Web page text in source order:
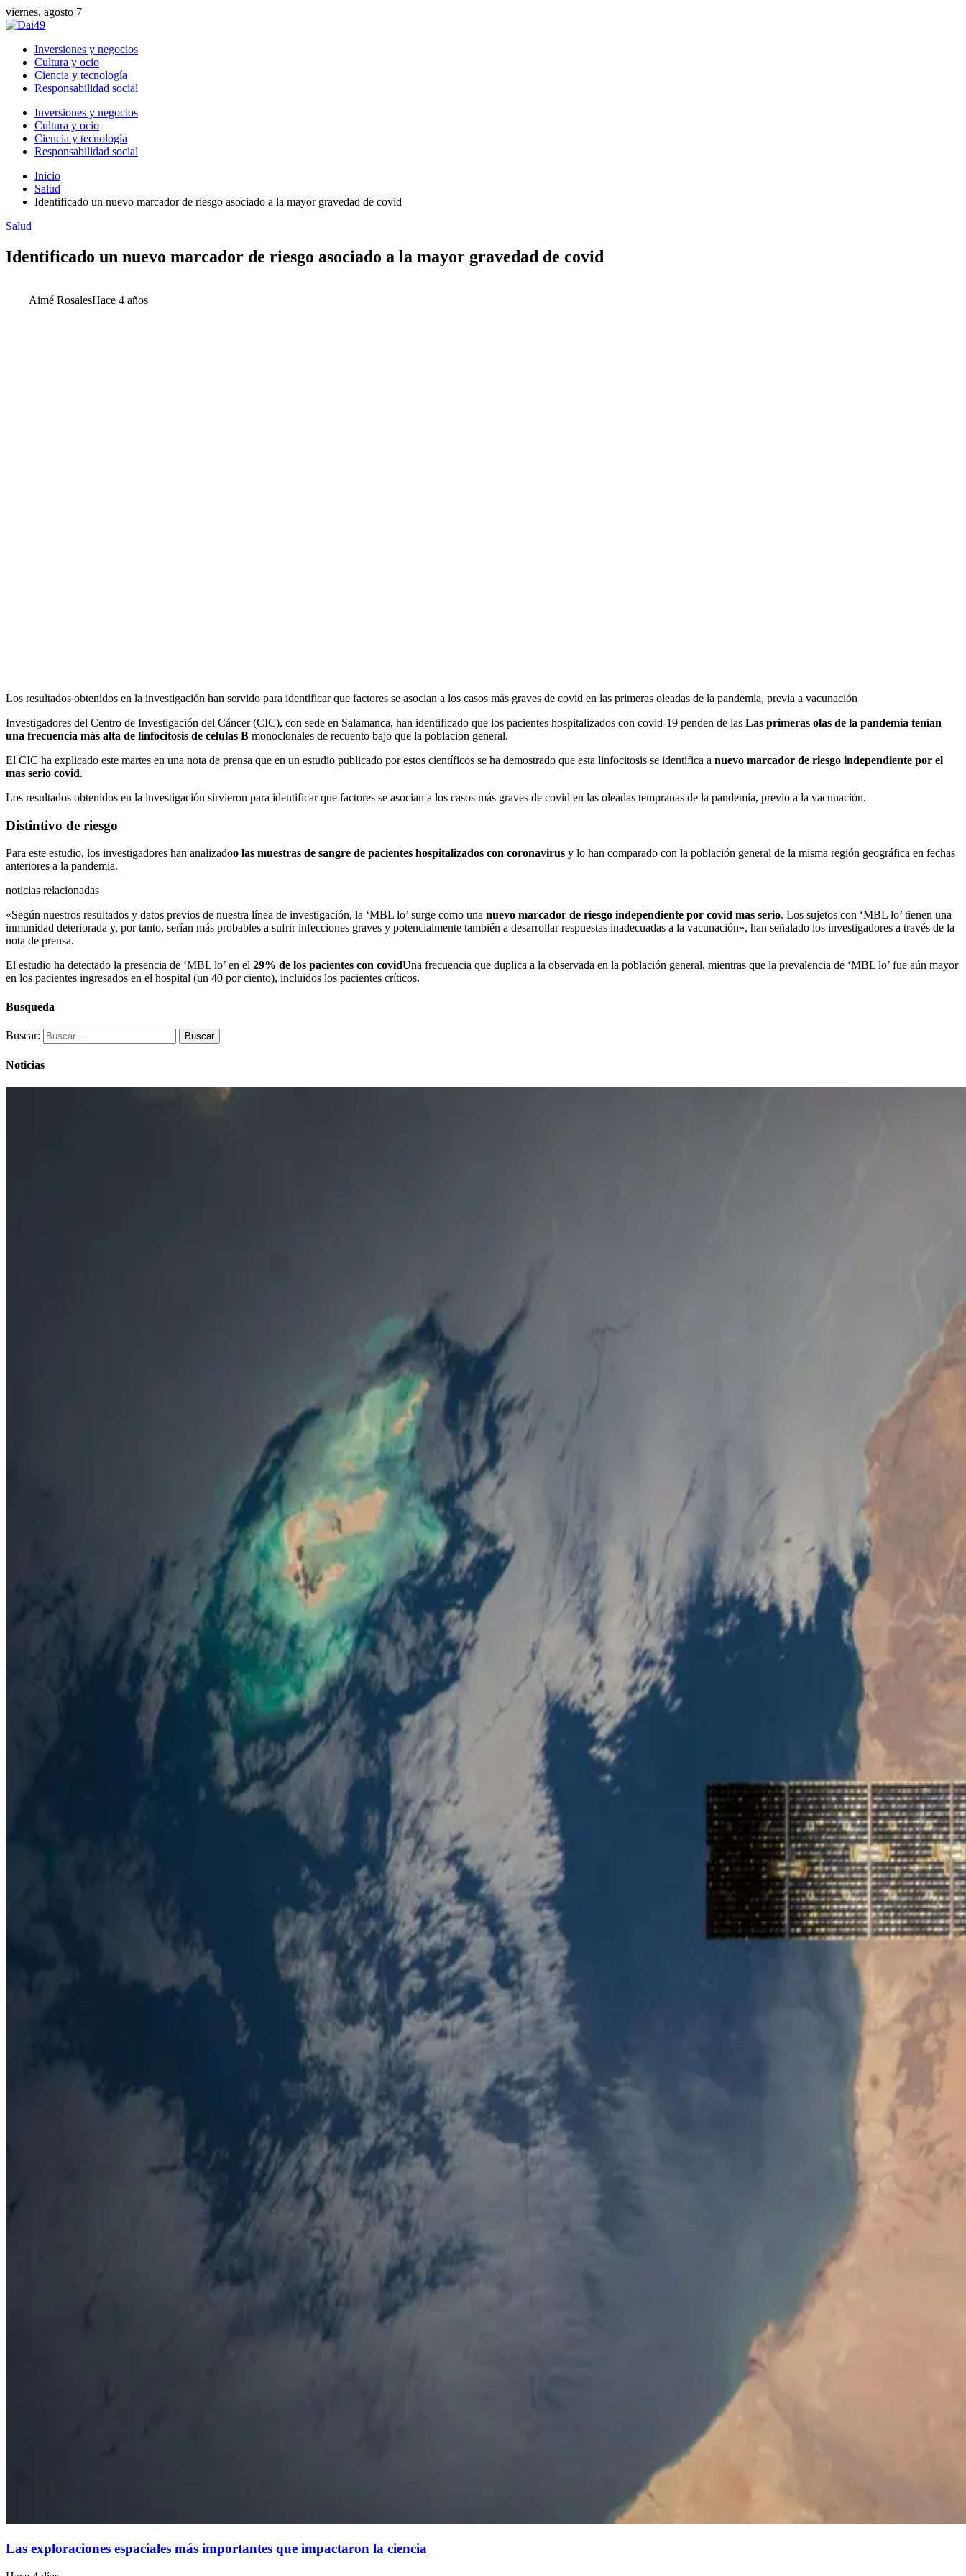
viernes, agosto 7
Inversiones y negocios
Cultura y ocio
Ciencia y tecnología
Responsabilidad social
Inversiones y negocios
Cultura y ocio
Ciencia y tecnología
Responsabilidad social
Inicio
Salud
Identificado un nuevo marcador de riesgo asociado a la mayor gravedad de covid
Salud
Identificado un nuevo marcador de riesgo asociado a la mayor gravedad de covid
Aimé RosalesHace 4 años
Los resultados obtenidos en la investigación han servido para identificar que factores se asocian a los casos más graves de covid en las primeras oleadas de la pandemia, previa a vacunación
Investigadores del Centro de Investigación del Cáncer (CIC), con sede en Salamanca, han identificado que los pacientes hospitalizados con covid-19 penden de las Las primeras olas de la pandemia tenían
una frecuencia más alta de linfocitosis de células B monoclonales de recuento bajo que la poblacion general.
El CIC ha explicado este martes en una nota de prensa que en un estudio publicado por estos científicos se ha demostrado que esta linfocitosis se identifica a nuevo marcador de riesgo independiente por el
mas serio covid.
Los resultados obtenidos en la investigación sirvieron para identificar que factores se asocian a los casos más graves de covid en las oleadas tempranas de la pandemia, previo a la vacunación.
Distintivo de riesgo
Para este estudio, los investigadores han analizadoo las muestras de sangre de pacientes hospitalizados con coronavirus y lo han comparado con la población general de la misma región geográfica en fechas
anteriores a la pandemia.
noticias relacionadas
«Según nuestros resultados y datos previos de nuestra línea de investigación, la ‘MBL lo’ surge como una nuevo marcador de riesgo independiente por covid mas serio. Los sujetos con ‘MBL lo’ tienen una
inmunidad deteriorada y, por tanto, serían más probables a sufrir infecciones graves y potencialmente también a desarrollar respuestas inadecuadas a la vacunación», han señalado los investigadores a través de la
nota de prensa.
El estudio ha detectado la presencia de ‘MBL lo’ en el 29% de los pacientes con covidUna frecuencia que duplica a la observada en la población general, mientras que la prevalencia de ‘MBL lo’ fue aún mayor
en los pacientes ingresados ​​en el hospital (un 40 por ciento), incluidos los pacientes críticos.
Busqueda
Buscar:
Noticias
Las exploraciones espaciales más importantes que impactaron la ciencia